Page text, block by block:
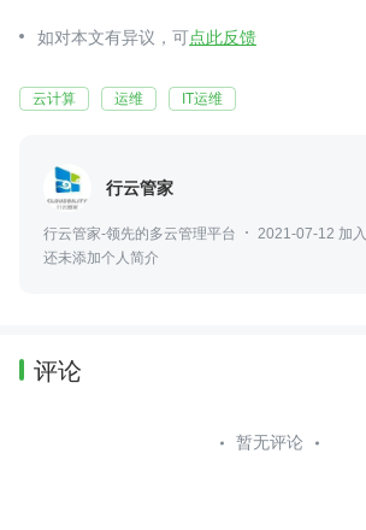
如对本文有异议，可点此反馈
云计算 运维 IT运维
行云管家
行云管家-领先的多云管理平台
2021-07-12 加入
还未添加个人简介
评论
暂无评论